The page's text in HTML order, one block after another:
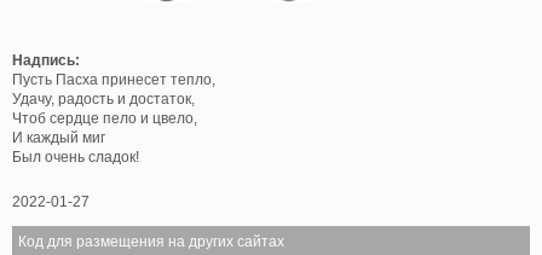
Надпись:
Пусть Пасха принесет тепло,
Удачу, радость и достаток,
Чтоб сердце пело и цвело,
И каждый миг
Был очень сладок!
2022-01-27
Код для размещения на других сайтах